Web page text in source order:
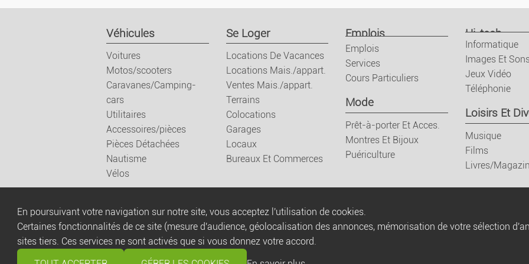
Véhicules
Voitures
Motos/scooters
Caravanes/Camping-
cars
Utilitaires
Accessoires/pièces
Pièces Détachées
Nautisme
Vélos
Se Loger
Locations De Vacances
Locations Mais./appart.
Ventes Mais./appart.
Terrains
Colocations
Garages
Locaux
Bureaux Et Commerces
Emplois
Emplois
Services
Cours Particuliers
Mode
Prêt-à-porter Et Acces.
Montres Et Bijoux
Puériculture
Hi-tech
Informatique
Images Et
Jeux Vidéo
Téléphonie
Loisirs Et
Musique
Films
Livres/
En poursuivant votre navigation sur notre site, vous acceptez l'utilisation de cookies.
Certaines fonctionnalités de ce site (mesure d'audience, géolocalisation des annonces, mémorisation de votre sélection
sites tiers. Ces services ne sont activés que si vous donnez votre accord.